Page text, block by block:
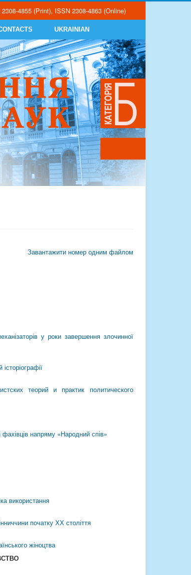
4855 (Print), ISSN 2308-4863 (Online)
UKRAINIAN
Завантажити номер одним файлом
у роки завершення злочинної
теорий и практик политического
фахівців напряму «Народний спів»
використання
початку ХХ століття
жіноцтва